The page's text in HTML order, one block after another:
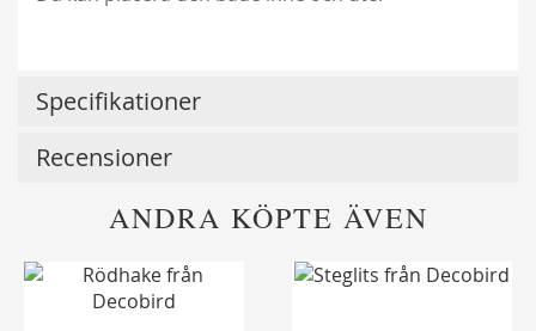
Specifikationer
Recensioner
ANDRA KÖPTE ÄVEN